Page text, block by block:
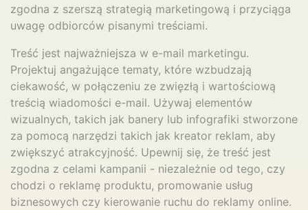
zgodna z szerszą strategią marketingową i przyciąga
uwagę odbiorców pisanymi treściami.
Treść jest najważniejsza w e-mail marketingu.
Projektuj angażujące tematy, które wzbudzają
ciekawość, w połączeniu ze zwięzłą i wartościową
treścią wiadomości e-mail. Używaj elementów
wizualnych, takich jak banery lub infografiki stworzone
za pomocą narzędzi takich jak kreator reklam, aby
zwiększyć atrakcyjność. Upewnij się, że treść jest
zgodna z celami kampanii - niezależnie od tego, czy
chodzi o reklamę produktu, promowanie usług
biznesowych czy kierowanie ruchu do reklamy online.